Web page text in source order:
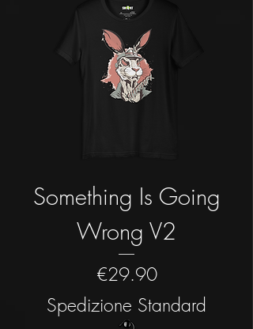
Something Is Going
Wrong V2
Price
€29.90
Spedizione Standard